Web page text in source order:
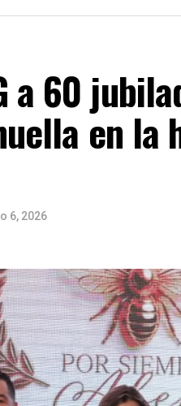
investigación. Ahora será
a 60
en la
6, 2026